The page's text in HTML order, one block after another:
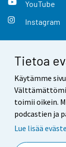
Tietoa
Käytämme
toimii oikein.
podcastien ja
Lue lisää
YouTube
Instagram
Yhteystiedot
Palaute
Käyttöehdot